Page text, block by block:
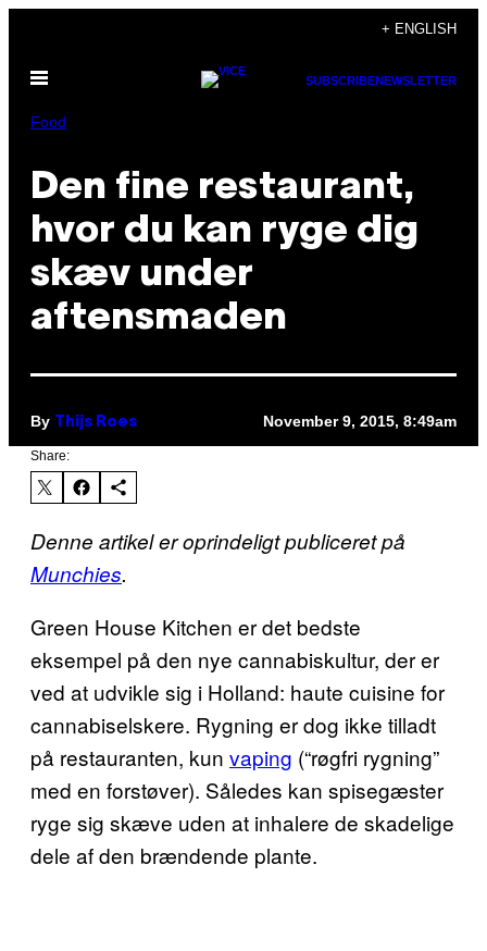
content
+ ENGLISH
Open
SUBSCRIBENEWSLETTER
Food
Den fine restaurant,
hvor du kan ryge dig
skæv under
aftensmaden
By Thijs Roes November 9, 2015, 8:49am
Share:
Denne artikel er oprindeligt publiceret på
Munchies.
Green House Kitchen er det bedste
eksempel på den nye cannabiskultur, der er
ved at udvikle sig i Holland: haute cuisine for
cannabiselskere. Rygning er dog ikke tilladt
på restauranten, kun vaping (“røgfri rygning”
med en forstøver). Således kan spisegæster
ryge sig skæve uden at inhalere de skadelige
dele af den brændende plante.